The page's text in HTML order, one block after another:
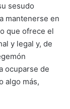
sesudo
mantenerse en
que ofrece el
y legal y, de
ocuparse de
algo más,